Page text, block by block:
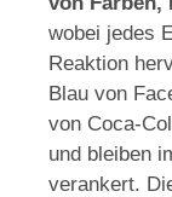
wobei jedes
Reaktion
Blau von
von Coca-
und bleiben
verankert.